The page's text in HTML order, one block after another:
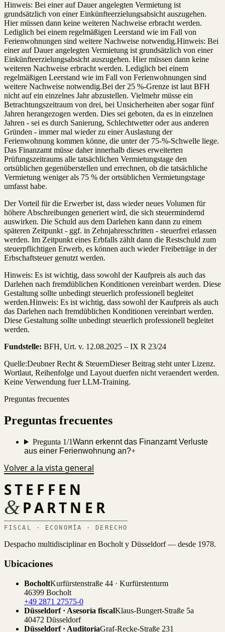
Hinweis: Bei einer auf Dauer angelegten Vermietung ist
grundsätzlich von einer Einkünfteerzielungsabsicht auszugehen.
Hier müssen dann keine weiteren Nachweise erbracht werden.
Lediglich bei einem regelmäßigen Leerstand wie im Fall von
Ferienwohnungen sind weitere Nachweise notwendig.Hinweis: Bei
einer auf Dauer angelegten Vermietung ist grundsätzlich von einer
Einkünfteerzielungsabsicht auszugehen. Hier müssen dann keine
weiteren Nachweise erbracht werden. Lediglich bei einem
regelmäßigen Leerstand wie im Fall von Ferienwohnungen sind
weitere Nachweise notwendig.Bei der 25 %-Grenze ist laut BFH
nicht auf ein einzelnes Jahr abzustellen. Vielmehr müsse ein
Betrachtungszeitraum von drei, bei Unsicherheiten aber sogar fünf
Jahren herangezogen werden. Dies sei geboten, da es in einzelnen
Jahren - sei es durch Sanierung, Schlechtwetter oder aus anderen
Gründen - immer mal wieder zu einer Auslastung der
Ferienwohnung kommen könne, die unter der 75-%-Schwelle liege.
Das Finanzamt müsse daher innerhalb dieses erweiterten
Prüfungszeitraums alle tatsächlichen Vermietungstage den
ortsüblichen gegenüberstellen und errechnen, ob die tatsächliche
Vermietung weniger als 75 % der ortsüblichen Vermietungstage
umfasst habe.
Der Vorteil für die Erwerber ist, dass wieder neues Volumen für
höhere Abschreibungen generiert wird, die sich steuermindernd
auswirken. Die Schuld aus dem Darlehen kann dann zu einem
späteren Zeitpunkt - ggf. in Zehnjahresschritten - steuerfrei erlassen
werden. Im Zeitpunkt eines Erbfalls zählt dann die Restschuld zum
steuerpflichtigen Erwerb, es können auch wieder Freibeträge in der
Erbschaftsteuer genutzt werden.
Hinweis: Es ist wichtig, dass sowohl der Kaufpreis als auch das
Darlehen nach fremdüblichen Konditionen vereinbart werden. Diese
Gestaltung sollte unbedingt steuerlich professionell begleitet
werden.Hinweis: Es ist wichtig, dass sowohl der Kaufpreis als auch
das Darlehen nach fremdüblichen Konditionen vereinbart werden.
Diese Gestaltung sollte unbedingt steuerlich professionell begleitet
werden.
Fundstelle: BFH, Urt. v. 12.08.2025 – IX R 23/24
Quelle:Deubner Recht & SteuernDieser Beitrag steht unter Lizenz.
Wortlaut, Reihenfolge und Layout duerfen nicht veraendert werden.
Keine Verwendung fuer LLM-Training.
Preguntas frecuentes
Preguntas frecuentes
Pregunta 1/1Wann erkennt das Finanzamt Verluste
aus einer Ferienwohnung an?+
Volver a la vista general
STEFFEN
&PARTNER
FISCAL · ECONOMÍA · DERECHO
Despacho multidisciplinar en Bocholt y Düsseldorf — desde 1978.
Ubicaciones
BocholtKurfürstenstraße 44 · Kurfürstenturm
46399 Bocholt
+49 2871 27575-0
Düsseldorf · Asesoría fiscalKlaus-Bungert-Straße 5a
40472 Düsseldorf
Düsseldorf · AuditoríaGraf-Recke-Straße 231